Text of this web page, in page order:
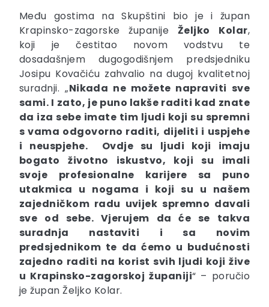
Među gostima na Skupštini bio je i župan
Krapinsko-zagorske županije Željko Kolar,
koji je čestitao novom vodstvu te
dosadašnjem dugogodišnjem predsjedniku
Josipu Kovačiću zahvalio na dugoj kvalitetnoj
suradnji. „Nikada ne možete napraviti sve
sami. I zato, je puno lakše raditi kad znate
da iza sebe imate tim ljudi koji su spremni
s vama odgovorno raditi, dijeliti i uspjehe
i neuspjehe. Ovdje su ljudi koji imaju
bogato životno iskustvo, koji su imali
svoje profesionalne karijere sa puno
utakmica u nogama i koji su u našem
zajedničkom radu uvijek spremno davali
sve od sebe. Vjerujem da će se takva
suradnja nastaviti i sa novim
predsjednikom te da ćemo u budućnosti
zajedno raditi na korist svih ljudi koji žive
u Krapinsko-zagorskoj županiji“ – poručio
je župan Željko Kolar.